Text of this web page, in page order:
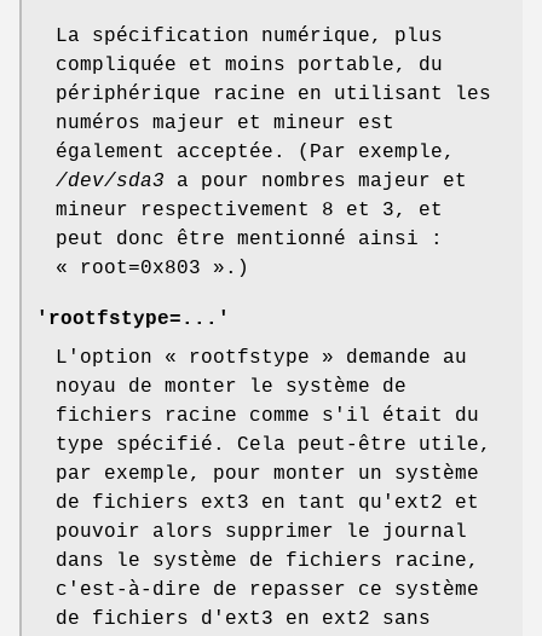
La spécification numérique, plus
compliquée et moins portable, du
périphérique racine en utilisant les
numéros majeur et mineur est
également acceptée. (Par exemple,
/dev/sda3 a pour nombres majeur et
mineur respectivement 8 et 3, et
peut donc être mentionné ainsi :
« root=0x803 ».)
'rootfstype=...'
L'option « rootfstype » demande au
noyau de monter le système de
fichiers racine comme s'il était du
type spécifié. Cela peut-être utile,
par exemple, pour monter un système
de fichiers ext3 en tant qu'ext2 et
pouvoir alors supprimer le journal
dans le système de fichiers racine,
c'est-à-dire de repasser ce système
de fichiers d'ext3 en ext2 sans